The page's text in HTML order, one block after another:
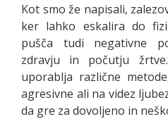
Kot smo že napisali,
ker lahko eskalira do
pušča tudi negativne
zdravju in počutju žrtve.
uporablja različne
agresivne ali na videz
da gre za dovoljeno in